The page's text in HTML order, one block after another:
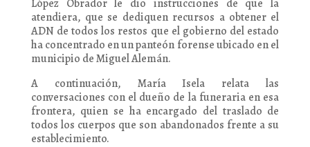
López Obrador le dio instrucciones de que la
atendiera, que se dediquen recursos a obtener el
ADN de todos los restos que el gobierno del estado
ha concentrado en un panteón forense ubicado en el
municipio de Miguel Alemán.
A continuación, María Isela relata las
conversaciones con el dueño de la funeraria en esa
frontera, quien se ha encargado del traslado de
todos los cuerpos que son abandonados frente a su
establecimiento.